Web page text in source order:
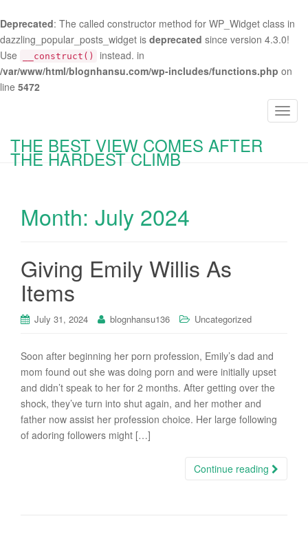
Deprecated: The called constructor method for WP_Widget class in
dazzling_popular_posts_widget is deprecated since version 4.3.0!
Use
__construct()
instead. in
/var/www/html/blognhansu.com/wp-includes/functions.php on
line 5472
T
THE BEST VIEW COMES AFTER
THE HARDEST CLIMB
Month: July 2024
Giving Emily Willis As
Items
July 31, 2024 blognhansu136 Uncategorized
Soon after beginning her porn profession, Emily’s dad and
mom found out she was doing porn and were initially upset
and didn’t speak to her for 2 months. After getting over the
shock, they’ve turn into shut again, and her mother and
father now assist her profession choice. Her large following
of adoring followers might […]
Continue reading